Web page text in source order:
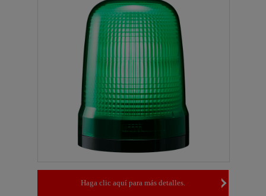
Haga clic aquí para más detalles.